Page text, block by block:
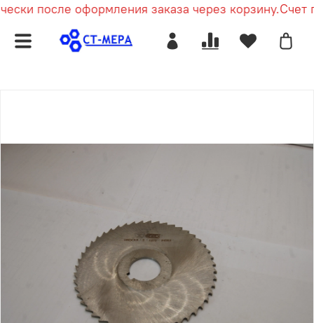
после оформления заказа через корзину.Счет